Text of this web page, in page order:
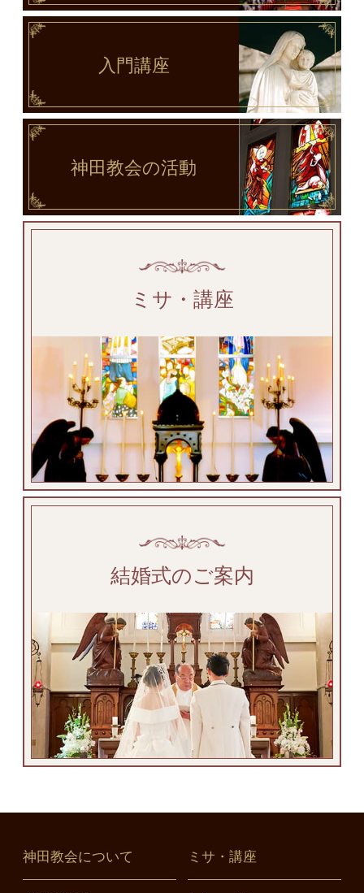
入門講座
神田教会の活動
ミサ・講座
結婚式のご案内
神田教会について ミサ・講座